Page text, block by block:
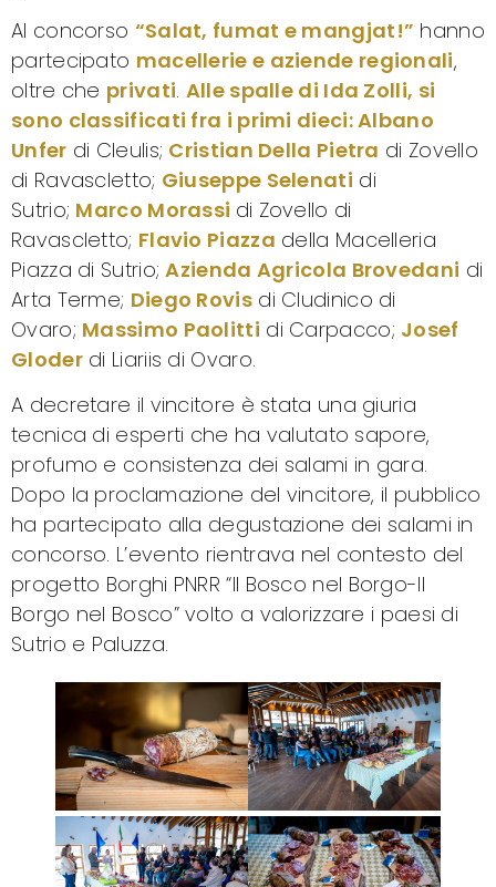
Al concorso “Salat, fumat e mangjat!” hanno
partecipato macellerie e aziende regionali,
oltre che privati. Alle spalle di Ida Zolli, si
sono classificati fra i primi dieci: Albano
Unfer di Cleulis; Cristian Della Pietra di Zovello
di Ravascletto; Giuseppe Selenati di
Sutrio; Marco Morassi di Zovello di
Ravascletto; Flavio Piazza della Macelleria
Piazza di Sutrio;Azienda Agricola Brovedani di
Arta Terme; Diego Rovisdi Cludinico di
Ovaro; Massimo Paolitti di Carpacco; Josef
Gloderdi Liariis di Ovaro.
A decretare il vincitore è stata una giuria
tecnica di esperti che ha valutato sapore,
profumo e consistenza dei salami in gara.
Dopo la proclamazione del vincitore, il pubblico
ha partecipato alla degustazione dei salami in
concorso. L’evento rientrava nel contesto del
progetto Borghi PNRR “Il Bosco nel Borgo-Il
Borgo nel Bosco” volto a valorizzare i paesi di
Sutrio e Paluzza.